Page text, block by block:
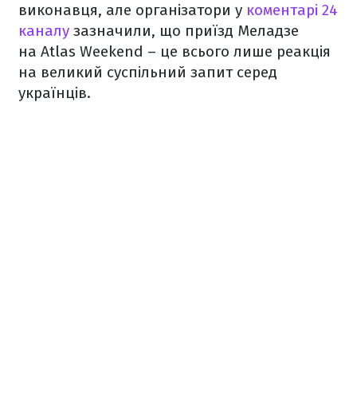
виконавця, але організатори у коментарі 24
каналу зазначили, що приїзд Меладзе
на Atlas Weekend – це всього лише реакція
на великий суспільний запит серед
українців.